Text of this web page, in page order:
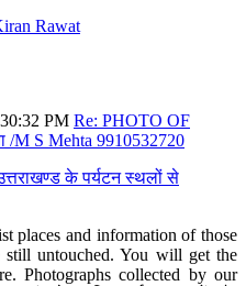
Rawat
PM Re: PHOTO OF
/M S Mehta 9910532720
के पर्यटन स्थलों से
places and information of those
still untouched. You will get the
Photographs collected by our